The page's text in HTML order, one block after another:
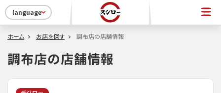
language
ホーム お店を探す 調布店の店舗情報
調布店の店舗情報